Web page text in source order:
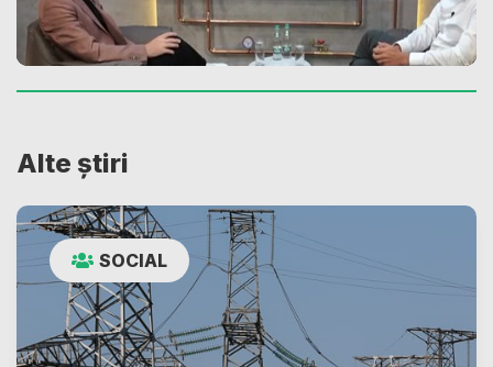
Alte știri
SOCIAL